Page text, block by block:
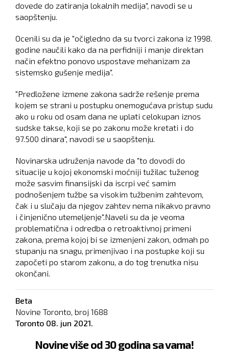
dovede do zatiranja lokalnih medija", navodi se u
saopštenju.
Ocenili su da je "očigledno da su tvorci zakona iz 1998.
godine naučili kako da na perfidniji i manje direktan
način efektno ponovo uspostave mehanizam za
sistemsko gušenje medija".
"Predložene izmene zakona sadrže rešenje prema
kojem se strani u postupku onemogućava pristup sudu
ako u roku od osam dana ne uplati celokupan iznos
sudske takse, koji se po zakonu može kretati i do
97.500 dinara", navodi se u saopštenju.
Novinarska udruženja navode da "to dovodi do
situacije u kojoj ekonomski moćniji tužilac tuženog
može sasvim finansijski da iscrpi već samim
podnošenjem tužbe sa visokim tužbenim zahtevom,
čak i u slučaju da njegov zahtev nema nikakvo pravno
i činjenično utemeljenje".Naveli su da je veoma
problematična i odredba o retroaktivnoj primeni
zakona, prema kojoj bi se izmenjeni zakon, odmah po
stupanju na snagu, primenjivao i na postupke koji su
započeti po starom zakonu, a do tog trenutka nisu
okončani.
Beta
Novine Toronto, broj 1688
Toronto 08. jun 2021.
Novine više od 30 godina sa vama!